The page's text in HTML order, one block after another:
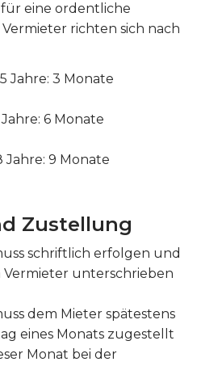
eine ordentliche
richten sich nach
Jahre: 3 Monate
6 Monate
9 Monate
Zustellung
schriftlich erfolgen und
Vermieter unterschrieben
dem Mieter spätestens
eines Monats zugestellt
Monat bei der